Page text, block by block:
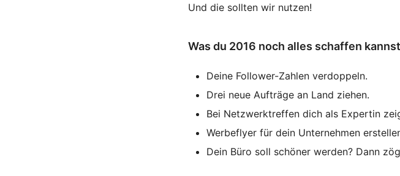
Und die sollten wir nutzen!
Was du 2016 noch alles schaffen kannst
Deine Follower-Zahlen verdoppeln.
Drei neue Aufträge an Land ziehen.
Bei Netzwerktreffen dich als Expertin
Werbeflyer für dein Unternehmen
Dein Büro soll schöner werden? Dann